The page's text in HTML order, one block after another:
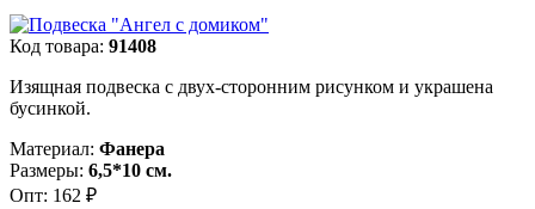
Код товара: 91408
Изящная подвеска с двух-сторонним рисунком и украшена
бусинкой.
Материал: Фанера
Размеры: 6,5*10 см.
Опт: 162 ₽